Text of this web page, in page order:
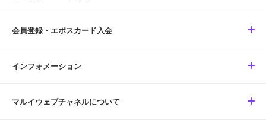
会員登録・エポスカード入会
インフォメーション
マルイウェブチャネルについて